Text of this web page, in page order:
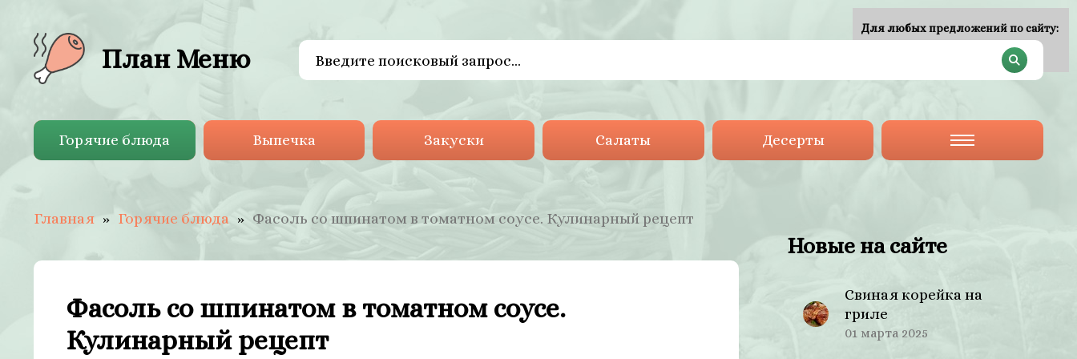
План Меню
Горячие блюда Выпечка Закуски Салаты Десерты
Главная Горячие блюда Фасоль со шпинатом в томатном соусе. Кулинарный рецепт
Фасоль со шпинатом в томатном соусе.
Кулинарный рецепт
Новые на сайте
Свиная корейка на
гриле
01 марта 2025
Для любых предложений по сайту: